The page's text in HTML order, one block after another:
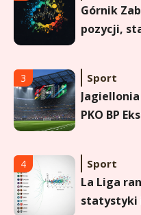
Górnik
pozycji,
3 Sport
PKO BP
4 Sport
La Liga
statystyki